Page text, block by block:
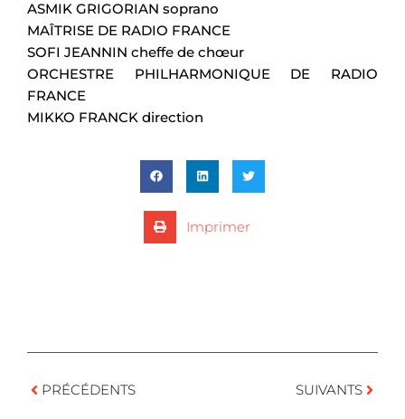
ASMIK GRIGORIAN soprano
MAÎTRISE DE RADIO FRANCE
SOFI JEANNIN cheffe de chœur
ORCHESTRE PHILHARMONIQUE DE RADIO
FRANCE
MIKKO FRANCK direction
Imprimer
PRÉCÉDENTS SUIVANTS